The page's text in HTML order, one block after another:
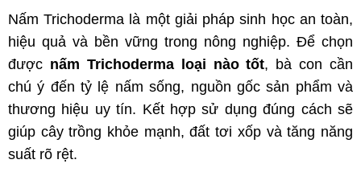
Nấm Trichoderma là một giải pháp sinh học an toàn,
hiệu quả và bền vững trong nông nghiệp. Để chọn
được nấm Trichoderma loại nào tốt, bà con cần
chú ý đến tỷ lệ nấm sống, nguồn gốc sản phẩm và
thương hiệu uy tín. Kết hợp sử dụng đúng cách sẽ
giúp cây trồng khỏe mạnh, đất tơi xốp và tăng năng
suất rõ rệt.